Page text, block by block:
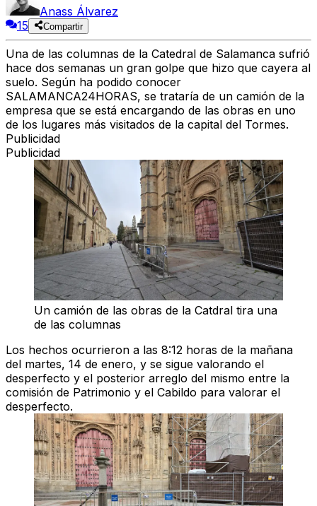
Anass Álvarez
15
Compartir
Una de las columnas de la Catedral de Salamanca sufrió
hace dos semanas un gran golpe que hizo que cayera al
suelo. Según ha podido conocer
SALAMANCA24HORAS, se trataría de un camión de la
empresa que se está encargando de las obras en uno
de los lugares más visitados de la capital del Tormes.
Publicidad
Publicidad
Un camión de las obras de la Catdral tira una
de las columnas
Los hechos ocurrieron a las 8:12 horas de la mañana
del martes, 14 de enero, y se sigue valorando el
desperfecto y el posterior arreglo del mismo entre la
comisión de Patrimonio y el Cabildo para valorar el
desperfecto.